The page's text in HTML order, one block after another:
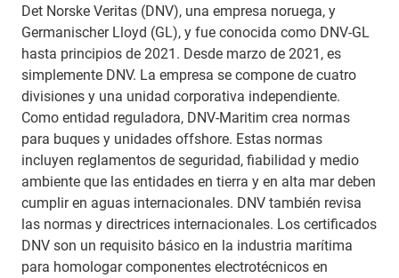
Det Norske Veritas (DNV), una empresa noruega, y
Germanischer Lloyd (GL), y fue conocida como DNV-GL
hasta principios de 2021. Desde marzo de 2021, es
simplemente DNV. La empresa se compone de cuatro
divisiones y una unidad corporativa independiente.
Como entidad reguladora, DNV-Maritim crea normas
para buques y unidades offshore. Estas normas
incluyen reglamentos de seguridad, fiabilidad y medio
ambiente que las entidades en tierra y en alta mar deben
cumplir en aguas internacionales. DNV también revisa
las normas y directrices internacionales. Los certificados
DNV son un requisito básico en la industria marítima
para homologar componentes electrotécnicos en